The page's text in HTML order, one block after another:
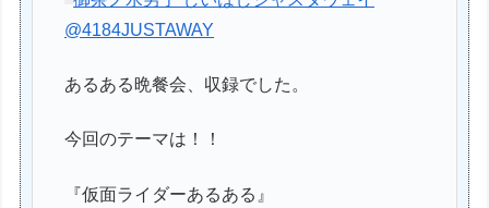
@4184JUSTAWAY
あるある晩餐会、収録でした。
今回のテーマは！！
『仮面ライダーあるある』